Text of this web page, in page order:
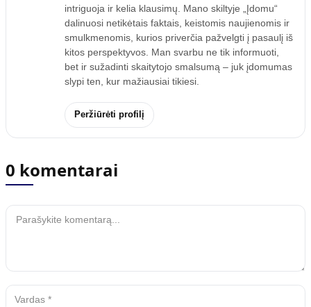
intriguoja ir kelia klausimų. Mano skiltyje „Įdomu“
dalinuosi netikėtais faktais, keistomis naujienomis ir
smulkmenomis, kurios priverčia pažvelgti į pasaulį iš
kitos perspektyvos. Man svarbu ne tik informuoti,
bet ir sužadinti skaitytojo smalsumą – juk įdomumas
slypi ten, kur mažiausiai tikiesi.
Peržiūrėti profilį
0 komentarai